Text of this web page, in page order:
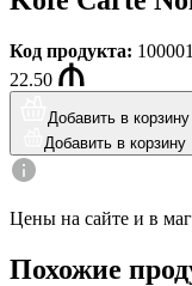
Код продукта:
22.50
Добавить в корзину
Добавить в корзину
Цены на сайте и в
Похожие